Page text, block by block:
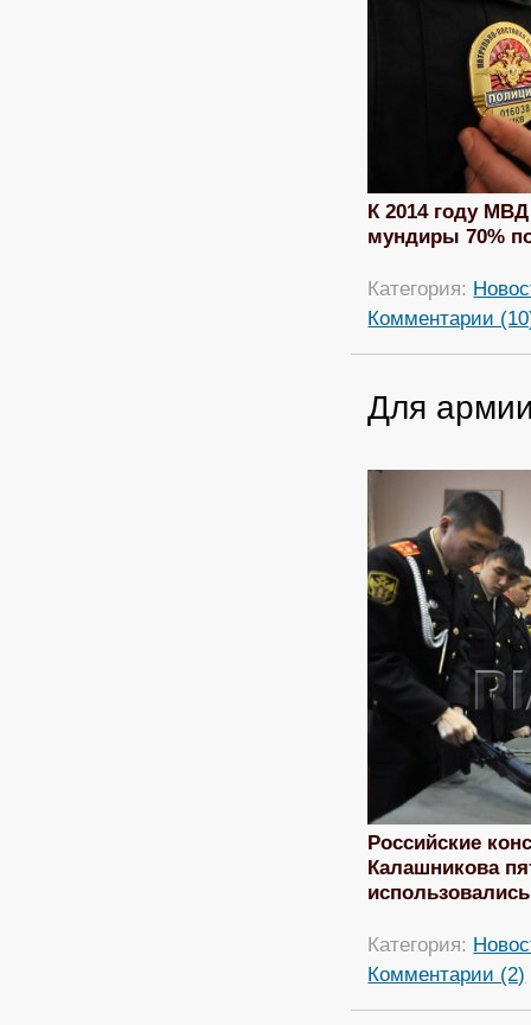
К 2014 году
мундиры 70%
Категория:
Комментарии
Для
Российские
Калашникова
Категория:
Комментарии (2)